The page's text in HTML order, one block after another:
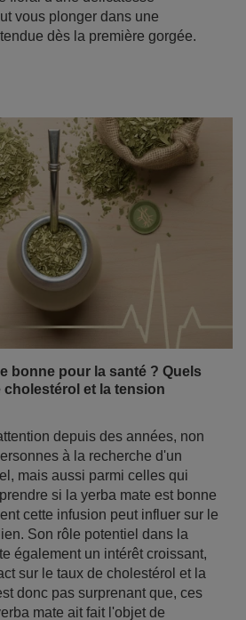
bonne pour la santé ? Quels
cholestérol et la tension
depuis des années, non
à la recherche d'un
mais aussi parmi celles qui
si la yerba mate est bonne
cette infusion peut influer sur le
Son rôle potentiel dans la
également un intérêt croissant,
sur le taux de cholestérol et la
donc pas surprenant que, ces
mate ait fait l'objet de